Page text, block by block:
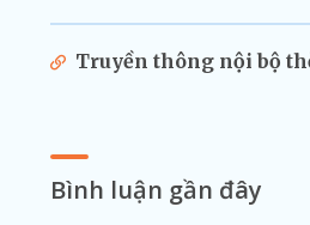
Truyền thông nội bộ
Bình luận gần đây